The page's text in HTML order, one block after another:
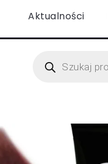
Aktualności